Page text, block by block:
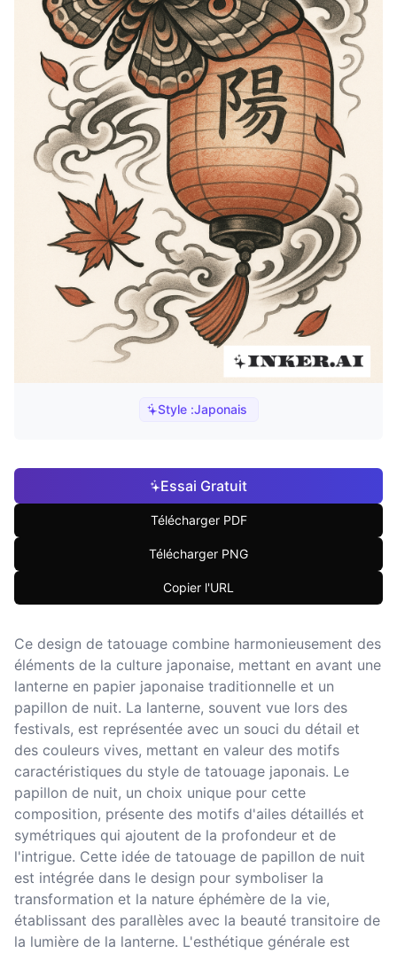
Style :Japonais
Essai Gratuit
Télécharger PDF
Télécharger PNG
Copier l'URL
Ce design de tatouage combine harmonieusement des
éléments de la culture japonaise, mettant en avant une
lanterne en papier japonaise traditionnelle et un
papillon de nuit. La lanterne, souvent vue lors des
festivals, est représentée avec un souci du détail et
des couleurs vives, mettant en valeur des motifs
caractéristiques du style de tatouage japonais. Le
papillon de nuit, un choix unique pour cette
composition, présente des motifs d'ailes détaillés et
symétriques qui ajoutent de la profondeur et de
l'intrigue. Cette idée de tatouage de papillon de nuit
est intégrée dans le design pour symboliser la
transformation et la nature éphémère de la vie,
établissant des parallèles avec la beauté transitoire de
la lumière de la lanterne. L'esthétique générale est